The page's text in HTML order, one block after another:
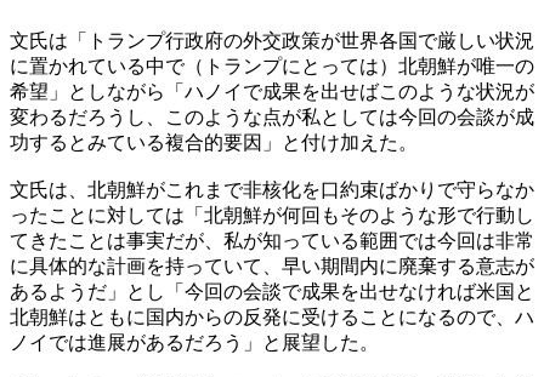
文氏は「トランプ行政府の外交政策が世界各国で厳しい状況
に置かれている中で（トランプにとっては）北朝鮮が唯一の
希望」としながら「ハノイで成果を出せばこのような状況が
変わるだろうし、このような点が私としては今回の会談が成
功するとみている複合的要因」と付け加えた。
文氏は、北朝鮮がこれまで非核化を口約束ばかりで守らなか
ったことに対しては「北朝鮮が何回もそのような形で行動し
てきたことは事実だが、私が知っている範囲では今回は非常
に具体的な計画を持っていて、早い期間内に廃棄する意志が
あるようだ」とし「今回の会談で成果を出せなければ米国と
北朝鮮はともに国内からの反発に受けることになるので、ハ
ノイでは進展があるだろう」と展望した。